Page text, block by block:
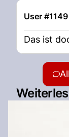
User
Das ist